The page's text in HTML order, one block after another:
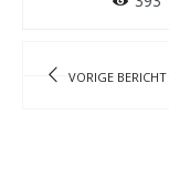
VORIGE BERICHT